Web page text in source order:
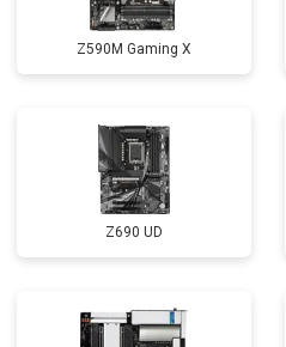
Z590M Gaming X
Z690 UD